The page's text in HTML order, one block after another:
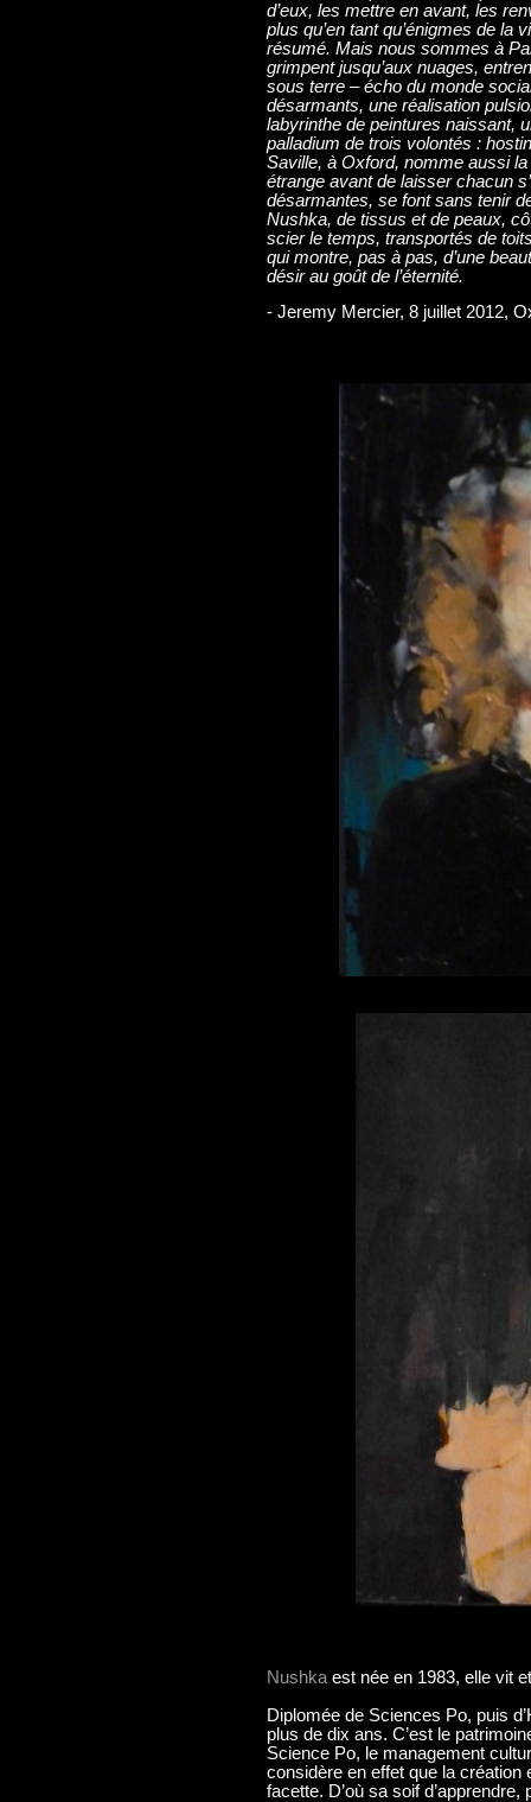
d’eux, les mettre en avant, les
plus qu’en tant qu’énigmes de la
résumé. Mais nous sommes à
grimpent jusqu’aux nuages,
sous terre – écho du monde
désarmants, une réalisation
labyrinthe de peintures naissant,
palladium de trois volontés :
Saville, à Oxford, nomme aussi
étrange avant de laisser chacun
désarmantes, se font sans tenir
Nushka, de tissus et de peaux,
scier le temps, transportés de
qui montre, pas à pas, d’une
désir au goût de l’éternité.
- Jeremy Mercier, 8 juillet 2012,
Nushka est née en 1983, elle vit
Diplomée de Sciences Po, puis
plus de dix ans. C’est le
Science Po, le management
considère en effet que la création
facette. D’où sa soif d’apprendre,